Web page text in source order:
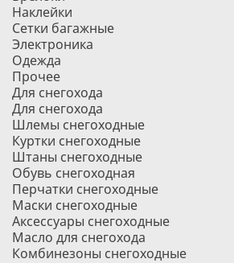
Наклейки
Сетки багажные
Электроника
Одежда
Прочее
Для снегохода
Для снегохода
Шлемы снегоходные
Куртки снегоходные
Штаны снегоходные
Обувь снегоходная
Перчатки снегоходные
Маски снегоходные
Аксессуары снегоходные
Масло для снегохода
Комбинезоны снегоходные